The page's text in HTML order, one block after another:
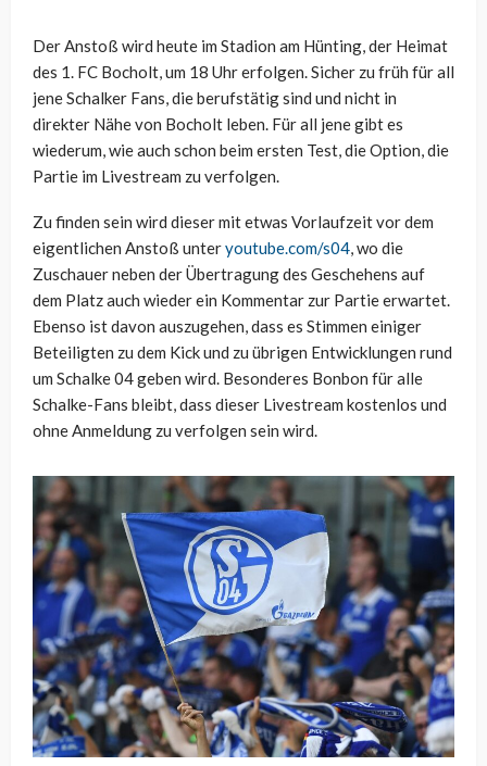
Der Anstoß wird heute im Stadion am Hünting, der Heimat
des 1. FC Bocholt, um 18 Uhr erfolgen. Sicher zu früh für all
jene Schalker Fans, die berufstätig sind und nicht in
direkter Nähe von Bocholt leben. Für all jene gibt es
wiederum, wie auch schon beim ersten Test, die Option, die
Partie im Livestream zu verfolgen.
Zu finden sein wird dieser mit etwas Vorlaufzeit vor dem
eigentlichen Anstoß unteryoutube.com/s04, wo die
Zuschauer neben der Übertragung des Geschehens auf
dem Platz auch wieder ein Kommentar zur Partie erwartet.
Ebenso ist davon auszugehen, dass es Stimmen einiger
Beteiligten zu dem Kick und zu übrigen Entwicklungen rund
um Schalke 04 geben wird. Besonderes Bonbon für alle
Schalke-Fans bleibt, dass dieser Livestream kostenlos und
ohne Anmeldung zu verfolgen sein wird.